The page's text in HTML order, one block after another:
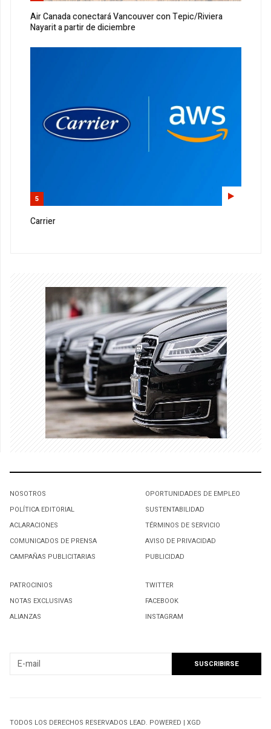
Air Canada conectará Vancouver con Tepic/Riviera
Nayarit a partir de diciembre
5
Carrier
NOSOTROS
POLÍTICA EDITORIAL
ACLARACIONES
COMUNICADOS DE PRENSA
CAMPAÑAS PUBLICITARIAS
OPORTUNIDADES DE EMPLEO
SUSTENTABILIDAD
TÉRMINOS DE SERVICIO
AVISO DE PRIVACIDAD
PUBLICIDAD
PATROCINIOS
NOTAS EXCLUSIVAS
ALIANZAS
TWITTER
FACEBOOK
INSTAGRAM
TODOS LOS DERECHOS RESERVADOS LEAD. POWERED | XGD